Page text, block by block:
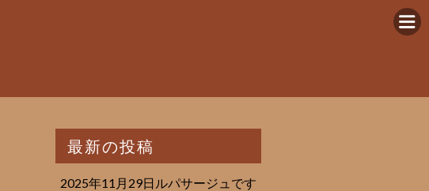
最新の投稿
2025年11月29日ルパサージュです︎